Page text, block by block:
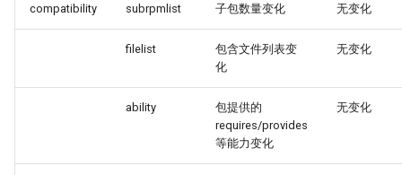
compatibility subrpmlist 子包数量变化 无变化
filelist
包含文件列表变
化
无变化
ability
包提供的
requires/provides
等能力变化
无变化